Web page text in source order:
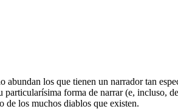
los que tienen un narrador tan
forma de narrar (e, incluso,
de los muchos diablos que existen.